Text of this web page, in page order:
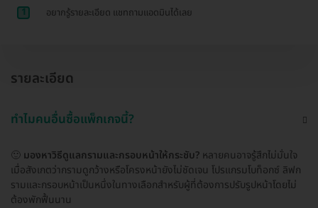
1 อยากรู้รายละเอียด แชทถามแอดมินได้เลย
รายละเอียด
ทำไมคนอื่นซื้อแพ็กเกจนี้?
🙂 มองหาวิธีดูแลกรามและกรอบหน้าให้กระชับ? หลายคนอาจรู้สึกไม่มั่นใจ
เมื่อสังเกตว่ากรามดูกว้างหรือโครงหน้ายังไม่ชัดเจน โปรแกรมโบท็อกซ์ ลิฟก
รามและกรอบหน้าเป็นหนึ่งในทางเลือกสำหรับผู้ที่ต้องการปรับรูปหน้าโดยไม่
ต้องพักฟื้นนาน